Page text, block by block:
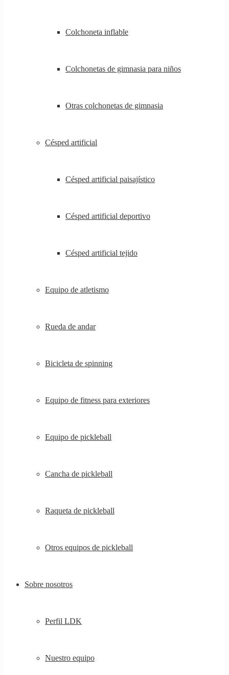
Colchoneta inflable
Colchonetas de gimnasia para niños
Otras colchonetas de gimnasia
Césped artificial
Césped artificial paisajístico
Césped artificial deportivo
Césped artificial tejido
Equipo de atletismo
Rueda de andar
Bicicleta de spinning
Equipo de fitness para exteriores
Equipo de pickleball
Cancha de pickleball
Raqueta de pickleball
Otros equipos de pickleball
Sobre nosotros
Perfil LDK
Nuestro equipo